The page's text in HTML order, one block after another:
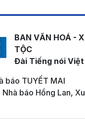
BAN VĂN HOÁ -
TỘC
Đài Tiếng nói Việt
báo TUYẾT MAI
báo Hồng Lan,